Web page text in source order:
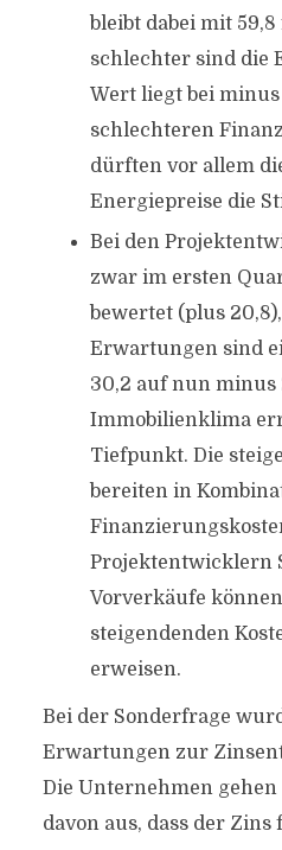
bleibt dabei mit
schlechter sind die
Wert liegt bei minus
schlechteren
dürften vor allem
Energiepreise die
Bei den
zwar im ersten
bewertet (plus
Erwartungen sind
30,2 auf nun minus
Immobilienklima
Tiefpunkt. Die
bereiten in
Projektentwicklern
Vorverkäufe
steigendenden
erweisen.
Bei der Sonderfrage
Erwartungen zur
Die Unternehmen
davon aus, dass der